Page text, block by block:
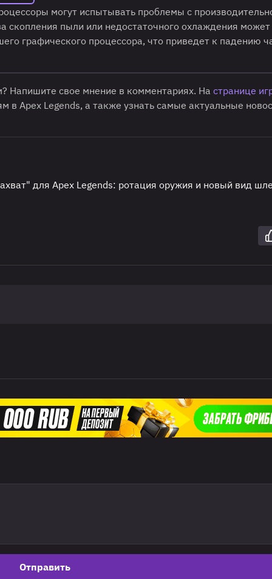
могут испытывать проблемы с
скопления пыли или недостаточного охлаждения может
графического процессора, что приведет к падению
Напишите свое мнение в комментариях. На странице
в Apex Legends, а также узнать самые актуальные
для Apex Legends: ротация оружия и новый вид
Отправить